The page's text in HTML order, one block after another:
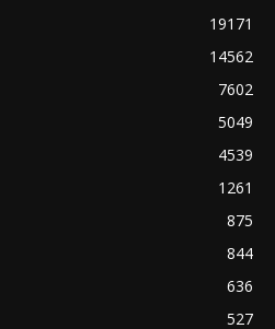
19171
14562
7602
5049
4539
1261
875
844
636
527